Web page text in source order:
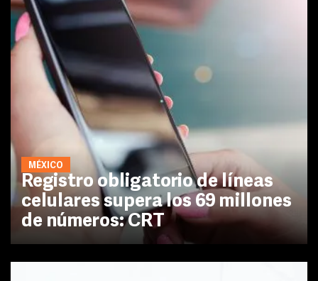
MÉXICO
Registro obligatorio de líneas
celulares supera los 69 millones
de números: CRT